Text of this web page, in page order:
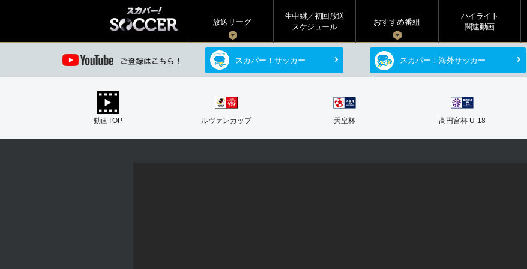
放送リーグ
生中継／初回放送
スケジュール
おすすめ番組
ハイライト
関連動画
スカパー！サッカー スカパー！海外サッカー
動画TOP ルヴァンカップ 天皇杯 高円宮杯 U-18